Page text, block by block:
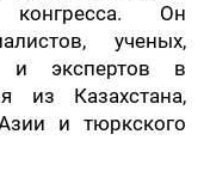
конгресса. Он
ученых,
и экспертов в
из Казахстана,
и тюркского